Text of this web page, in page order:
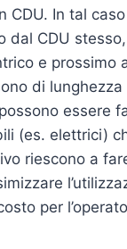
CDU. In tal
dal CDU
e prossimo
di lunghezza
essere
(es. elettrici)
riescono a
per